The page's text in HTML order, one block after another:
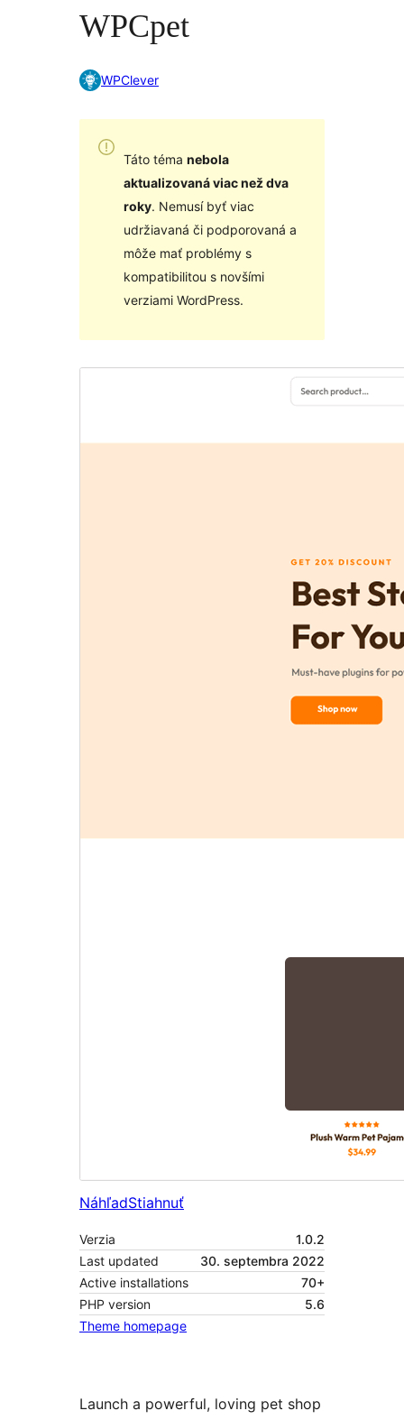
WPCpet
WPClever
Táto téma nebola
aktualizovaná viac než dva
roky. Nemusí byť viac
udržiavaná či podporovaná a
môže mať problémy s
kompatibilitou s novšími
verziami WordPress.
NáhľadStiahnuť
Verzia
1.0.2
Last updated
30. septembra 2022
Active installations
70+
PHP version
5.6
Theme homepage
Launch a powerful, loving pet shop